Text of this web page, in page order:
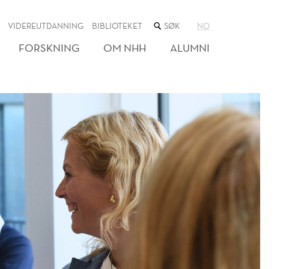
VIDEREUTDANNING BIBLIOTEKET SØK
NETTSTEDET
NO
FORSKNING OM NHH ALUMNI